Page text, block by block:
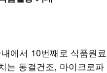
에서 10번째로 식품원
는 동결건조, 마이크로